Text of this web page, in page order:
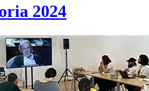
2024